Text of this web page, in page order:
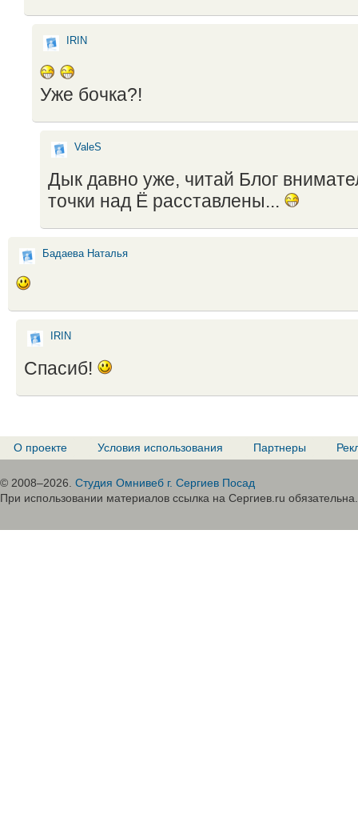
IRIN
Уже бочка?!
ValeS
Дык давно уже, читай Блог
точки над Ё расставлены...
Бадаева Наталья
IRIN
Спасиб!
О проекте Условия использования Партнеры
© 2008–2026. Студия Омнивеб г. Сергиев Посад
При использовании материалов ссылка на Сергиев.ru обязательна.